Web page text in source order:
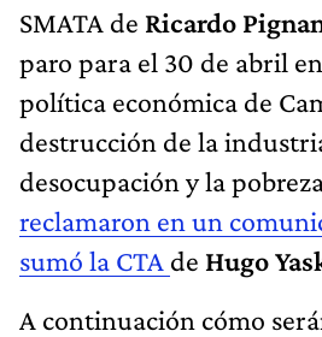
SMATA de Ricardo
paro para el 30 de abril
política económica de
destrucción de la
desocupación y la
reclamaron en un
sumó la CTA de Hugo
A continuación cómo